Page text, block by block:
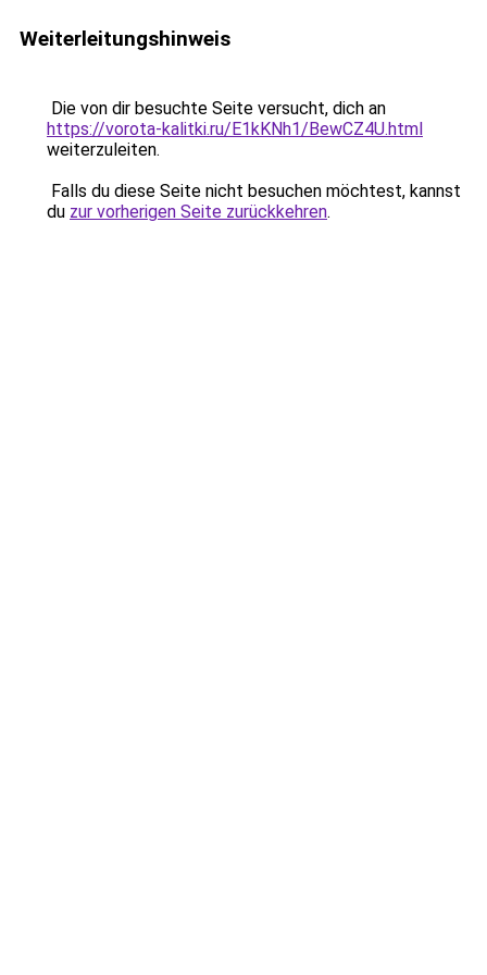
Weiterleitungshinweis
Die von dir besuchte Seite versucht, dich an
https://vorota-kalitki.ru/E1kKNh1/BewCZ4U.html
weiterzuleiten.
Falls du diese Seite nicht besuchen möchtest, kannst
du zur vorherigen Seite zurückkehren.